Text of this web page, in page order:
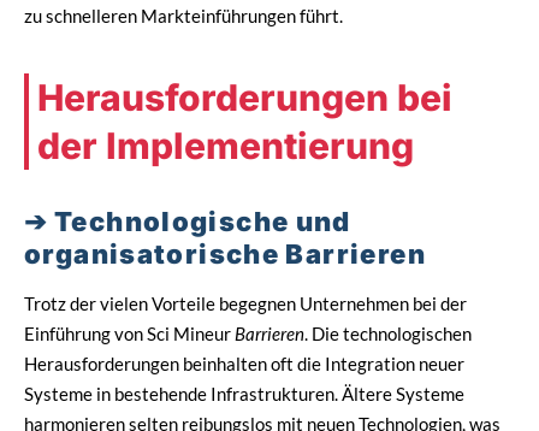
zu schnelleren Markteinführungen führt.
Herausforderungen bei
der Implementierung
Technologische und
organisatorische Barrieren
Trotz der vielen Vorteile begegnen Unternehmen bei der
Einführung von Sci Mineur Barrieren. Die technologischen
Herausforderungen beinhalten oft die Integration neuer
Systeme in bestehende Infrastrukturen. Ältere Systeme
harmonieren selten reibungslos mit neuen Technologien, was